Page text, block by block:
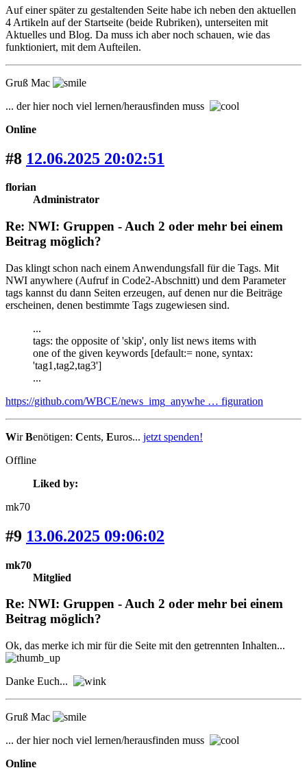
Auf einer später zu gestaltenden Seite habe ich neben den aktuellen
4 Artikeln auf der Startseite (beide Rubriken), unterseiten mit
Aktuelles und Blog. Da muss ich aber noch schauen, wie das
funktioniert, mit dem Aufteilen.
Gruß Mac
... der hier noch viel lernen/herausfinden muss
Online
#8 12.06.2025 20:02:51
florian
Administrator
Re: NWI: Gruppen - Auch 2 oder mehr bei einem
Beitrag möglich?
Das klingt schon nach einem Anwendungsfall für die Tags. Mit
NWI anywhere (Aufruf in Code2-Abschnitt) und dem Parameter
tags kannst du dann Seiten erzeugen, auf denen nur die Beiträge
erscheinen, denen bestimmte Tags zugewiesen sind.
...
tags: the opposite of 'skip', only list news items with
one of the given keywords [default:= none, syntax:
'tag1,tag2,tag3']
...
https://github.com/WBCE/news_img_anywhe … figuration
WirBenötigen: Cents, Euros... jetzt spenden!
Offline
Liked by:
mk70
#9 13.06.2025 09:06:02
mk70
Mitglied
Re: NWI: Gruppen - Auch 2 oder mehr bei einem
Beitrag möglich?
Ok, das merke ich mir für die Seite mit den getrennten Inhalten...
Danke Euch...
Gruß Mac
... der hier noch viel lernen/herausfinden muss
Online